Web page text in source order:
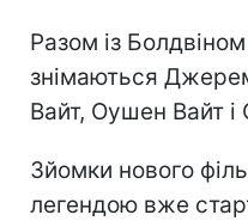
Разом із
знімаються
Вайт, Оушен Вайт і
Зйомки нового
легендою вже